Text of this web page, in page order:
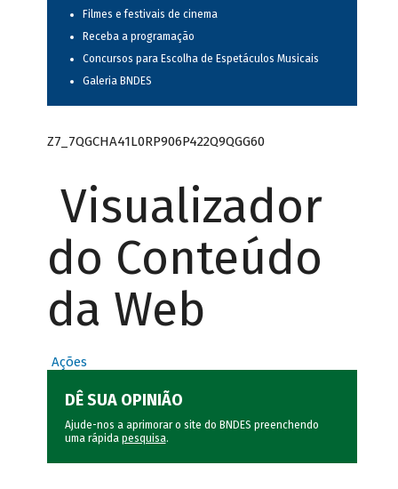
Filmes e festivais de cinema
Receba a programação
Concursos para Escolha de Espetáculos Musicais
Galeria BNDES
Z7_7QGCHA41L0RP906P422Q9QGG60
Visualizador
do Conteúdo
da Web
Ações
DÊ SUA OPINIÃO
Ajude-nos a aprimorar o site do BNDES preenchendo
uma rápida pesquisa.